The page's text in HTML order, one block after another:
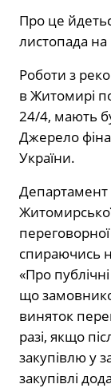
Про це
листопада на
Роботи з
в Житомирі
24/4, мають
Джерело
України.
Департамент
спираючись
«Про
що
виняток
разі, якщо
закупівлю у
закупівлі